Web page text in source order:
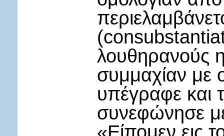
λουθηρανούς
συμμαχίαν με
υπέγραφε και
συνεφώνησε